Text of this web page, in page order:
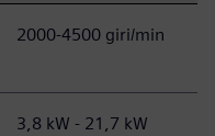
2000-4500 giri/min
3,8 kW - 21,7 kW